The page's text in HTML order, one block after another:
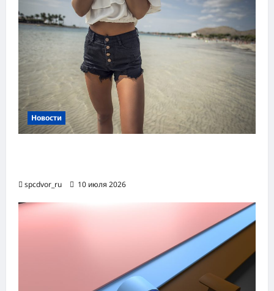
Новости
spcdvor_ru 10 июля 2026